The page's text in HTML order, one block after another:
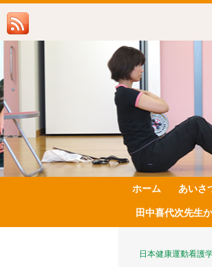
ホーム あいさ
田中喜代次先生
日本健康運動看護